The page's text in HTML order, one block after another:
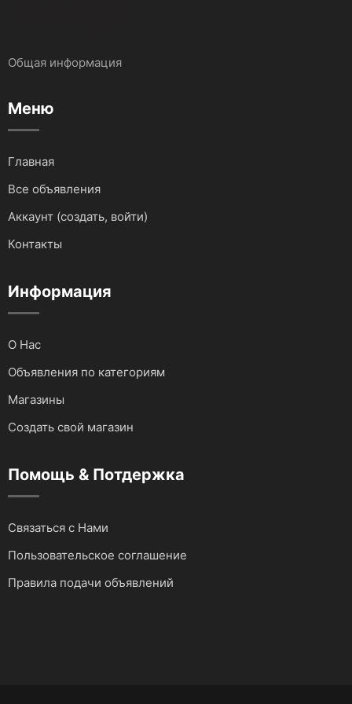
Для мототехники
Общая информация
Меню
Главная
Все объявления
Аккаунт (создать, войти)
Контакты
Информация
О Нас
Объявления по категориям
Магазины
Создать свой магазин
Помощь & Потдержка
Связаться с Нами
Пользовательское соглашение
Правила подачи объявлений